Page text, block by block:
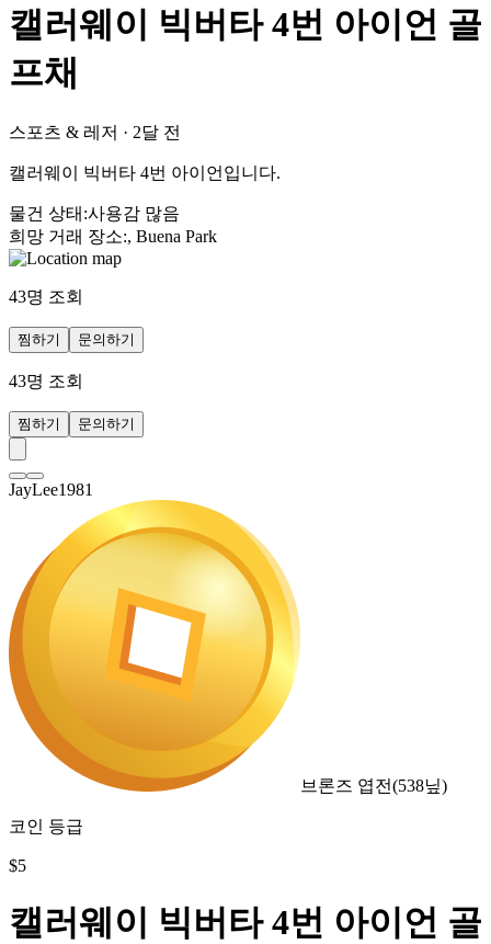
캘러웨이 빅버타 4번 아이언 골
프채
스포츠 & 레저 · 2달 전
캘러웨이 빅버타 4번 아이언입니다.
물건 상태 :사용감 많음
희망 거래 장소:, Buena Park
43명 조회
찜하기 문의하기
43명 조회
찜하기 문의하기
JayLee1981
브론즈 엽전(538닢)
코인 등급
$5
캘러웨이 빅버타 4번 아이언 골